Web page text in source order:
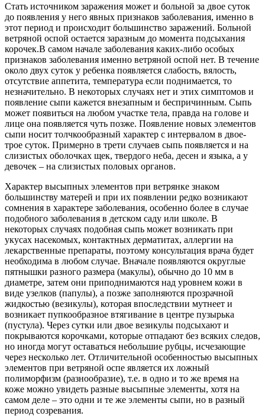
Стать источником заражения может и больной за двое суток
до появления у него явных признаков заболевания, именно в
этот период и происходит большинство заражений. Больной
ветряной оспой остается заразным до момента подсыхания
корочек.В самом начале заболевания каких-либо особых
признаков заболевания именно ветряной оспой нет. В течение
около двух суток у ребенка появляется слабость, вялость,
отсутствие аппетита, температура если поднимается, то
незначительно. В некоторых случаях нет и этих симптомов и
появление сыпи кажется внезапным и беспричинным. Сыпь
может появиться на любом участке тела, правда на голове и
лице она появляется чуть позже. Появление новых элементов
сыпи носит толчкообразный характер с интервалом в двое-
трое суток. Примерно в трети случаев сыпь появляется и на
слизистых оболочках щек, твердого неба, десен и языка, а у
девочек – на слизистых половых органов.
Характер высыпных элементов при ветрянке знаком
большинству матерей и при их появлении редко возникают
сомнения в характере заболевания, особенно более в случае
подобного заболевания в детском саду или школе. В
некоторых случаях подобная сыпь может возникать при
укусах насекомых, контактных дерматитах, аллергии на
лекарственные препараты, поэтому консультация врача будет
необходима в любом случае. Вначале появляются округлые
пятнышки разного размера (макулы), обычно до 10 мм в
диаметре, затем они приподнимаются над уровнем кожи в
виде узелков (папулы), а позже заполняются прозрачной
жидкостью (везикулы), которая впоследствии мутнеет и
возникает пупкообразное втягивание в центре пузырька
(пустула). Через сутки или двое везикулы подсыхают и
покрываются корочками, которые отпадают без всяких следов,
но иногда могут оставаться небольшие рубцы, исчезающие
через несколько лет. Отличительной особенностью высыпных
элементов при ветряной оспе является их ложный
полиморфизм (разнообразие), т.е. в одно и то же время на
коже можно увидеть разные высыпные элементы, хотя на
самом деле – это одни и те же элементы сыпи, но в разный
период созревания.